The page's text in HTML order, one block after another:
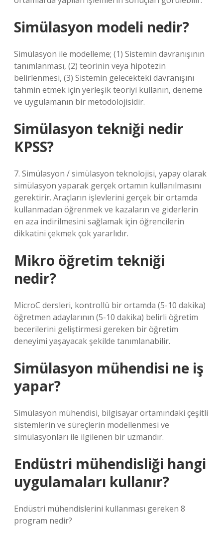
Simülasyon modeli nedir?
Simülasyon ile modelleme; (1) Sistemin davranışının
tanımlanması, (2) teorinin veya hipotezin
belirlenmesi, (3) Sistemin gelecekteki davranışını
tahmin etmek için yerleşik teoriyi kullanın, deneme
ve uygulamanın bir metodolojisidir.
Simülasyon tekniği nedir
KPSS?
7. Simülasyon / simülasyon teknolojisi, yapay olarak
simülasyon yaparak gerçek ortamın kullanılmasını
gerektirir. Araçların işlevlerini gerçek bir ortamda
kullanmadan öğrenmek ve kazaların ve giderlerin
en aza indirilmesini sağlamak için öğrencilerin
dikkatini çekmek çok yararlıdır.
Mikro öğretim tekniği
nedir?
MicroC dersleri, kontrollü bir ortamda (5-10 dakika)
öğretmen adaylarının (5-10 dakika) belirli öğretim
becerilerini geliştirmesi gereken bir öğretim
deneyimi yaşayacak şekilde tanımlanabilir.
Simülasyon mühendisi ne iş
yapar?
Simülasyon mühendisi, bilgisayar ortamındaki çeşitli
sistemlerin ve süreçlerin modellenmesi ve
simülasyonları ile ilgilenen bir uzmandır.
Endüstri mühendisliği hangi
uygulamaları kullanır?
Endüstri mühendislerini kullanması gereken 8
program nedir?